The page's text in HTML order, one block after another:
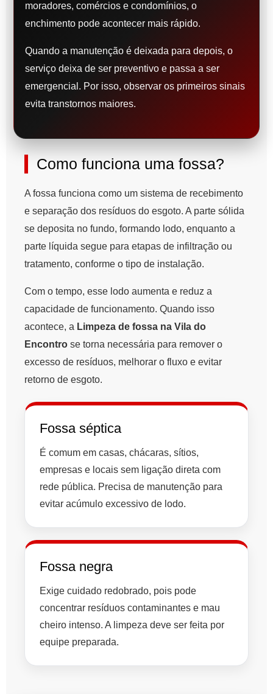
moradores, comércios e condomínios, o
enchimento pode acontecer mais rápido.
Quando a manutenção é deixada para depois, o
serviço deixa de ser preventivo e passa a ser
emergencial. Por isso, observar os primeiros sinais
evita transtornos maiores.
Como funciona uma fossa?
A fossa funciona como um sistema de recebimento
e separação dos resíduos do esgoto. A parte sólida
se deposita no fundo, formando lodo, enquanto a
parte líquida segue para etapas de infiltração ou
tratamento, conforme o tipo de instalação.
Com o tempo, esse lodo aumenta e reduz a
capacidade de funcionamento. Quando isso
acontece, a Limpeza de fossa na Vila do
Encontro se torna necessária para remover o
excesso de resíduos, melhorar o fluxo e evitar
retorno de esgoto.
Fossa séptica
É comum em casas, chácaras, sítios,
empresas e locais sem ligação direta com
rede pública. Precisa de manutenção para
evitar acúmulo excessivo de lodo.
Fossa negra
Exige cuidado redobrado, pois pode
concentrar resíduos contaminantes e mau
cheiro intenso. A limpeza deve ser feita por
equipe preparada.